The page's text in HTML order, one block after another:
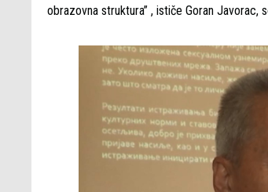
obrazovna struktura” , ističe Goran Javorac,